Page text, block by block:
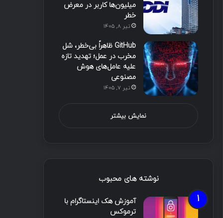
میلیون‌ها کاربر در معرض
خطر
تیر ۸, ۱۴۰۵
GitHub ظاهراً بی‌خطر، شل
مخرب در عمل؛ تهدید تازه
علیه عامل‌های هوش
مصنوعی
تیر ۷, ۱۴۰۵
نمایش بیشتر
نوشته های محبوب
آموزش هک اینستاگرام با
ترموکس